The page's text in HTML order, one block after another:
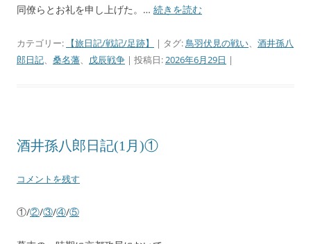
同僚らとお礼を申し上げた。… 続きを読む
カテゴリー: 【旅日記/戦記/足跡】 | タグ:鳥羽伏見の戦い、 酒井孫八
郎日記、 桑名藩、 戊辰戦争 | 投稿日:2026年6月29日 |
酒井孫八郎日記(1月)①
コメントを残す
①/②/③/④/⑤